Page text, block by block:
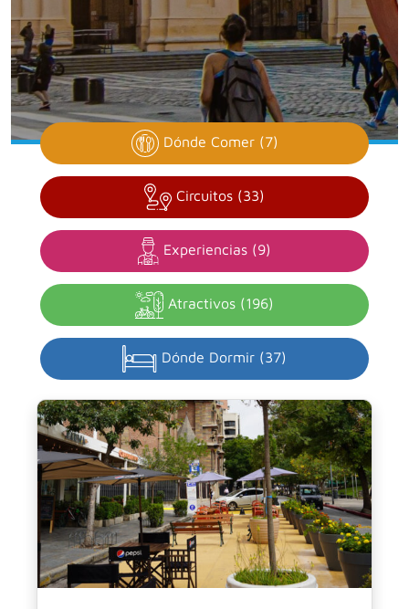
Dónde Comer (7)
Circuitos (33)
Experiencias (9)
Atractivos (196)
Dónde Dormir (37)